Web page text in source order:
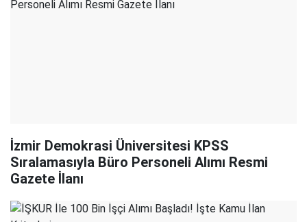
İzmir Demokrasi Üniversitesi KPSS
Sıralamasıyla Büro Personeli Alımı Resmi
Gazete İlanı